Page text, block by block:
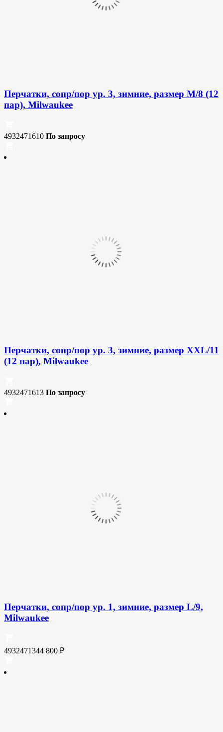
Перчатки, сопр/пор ур. 3, зимние, размер M/8 (12
пар), Milwaukee
4932471610 По запросу
Перчатки, сопр/пор ур. 3, зимние, размер XXL/11
(12 пар), Milwaukee
4932471613 По запросу
Перчатки, сопр/пор ур. 1, зимние, размер L/9,
Milwaukee
4932471344 800 ₽